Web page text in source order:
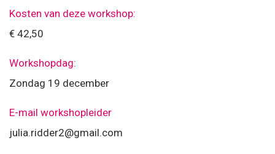
Kosten van deze workshop:
€ 42,50
Workshopdag:
Zondag 19 december
E-mail workshopleider
julia.ridder2@gmail.com